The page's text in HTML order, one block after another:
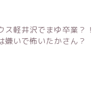
ス軽井沢でまゆ卒業？！
嫌いで怖いたかさん？